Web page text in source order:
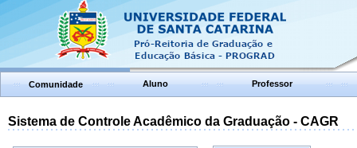
Comunidade Aluno Professor
Sistema de Controle Acadêmico da Graduação - CAGR